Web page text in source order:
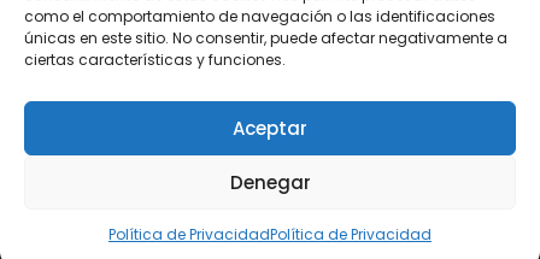
como el comportamiento de navegación o las identificaciones
únicas en este sitio. No consentir, puede afectar negativamente a
ciertas características y funciones.
Aceptar
Denegar
Política de PrivacidadPolítica de Privacidad
© ActionToys.es 2021. All Rights Reserved